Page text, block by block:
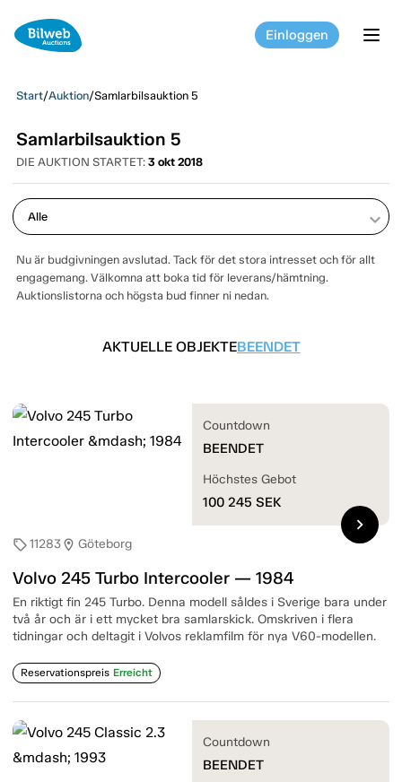
Einloggen
Start/Auktion/Samlarbilsauktion 5
Samlarbilsauktion 5
DIE AUKTION STARTET: 3 okt 2018
keyboard_arrow_down
Nu är budgivningen avslutad. Tack för det stora intresset och för allt
engagemang. Välkomna att boka tid för leverans/hämtning.
Auktionslistorna och högsta bud finner ni nedan.
AKTUELLE OBJEKTEBEENDET
sell11283location_on Göteborg
Volvo 245 Turbo Intercooler — 1984
En riktigt fin 245 Turbo. Denna modell såldes i Sverige bara under
två år och är i ett mycket bra samlarskick. Omskriven i flera
tidningar och deltagit i Volvos reklamfilm för nya V60-modellen.
Reservationspreis Erreicht
Countdown
BEENDET
Höchstes Gebot
100 245 SEK
chevron_right
Countdown
BEENDET